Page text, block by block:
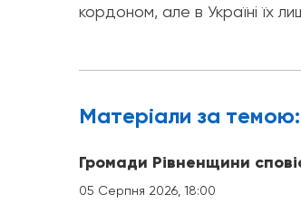
кордоном, але в Україні їх
Матерiали за темою:
Громади Рівненщини
05 Серпня 2026, 18:00